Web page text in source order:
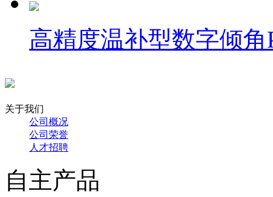
高精度温补型数字倾角
关于我们
公司概况
公司荣誉
人才招聘
自主产品